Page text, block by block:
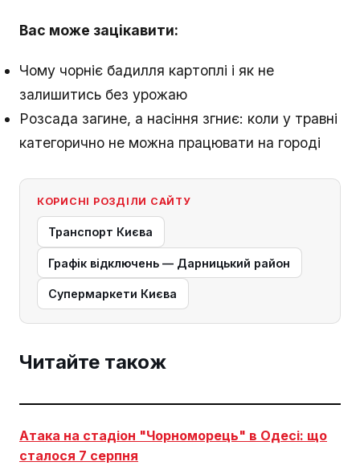
Вас може зацікавити:
Чому чорніє бадилля картоплі і як не
залишитись без урожаю
Розсада загине, а насіння згниє: коли у травні
категорично не можна працювати на городі
КОРИСНІ РОЗДІЛИ САЙТУ
Транспорт Києва
Графік відключень — Дарницький район
Супермаркети Києва
Читайте також
Атака на стадіон "Чорноморець" в Одесі: що
сталося 7 серпня